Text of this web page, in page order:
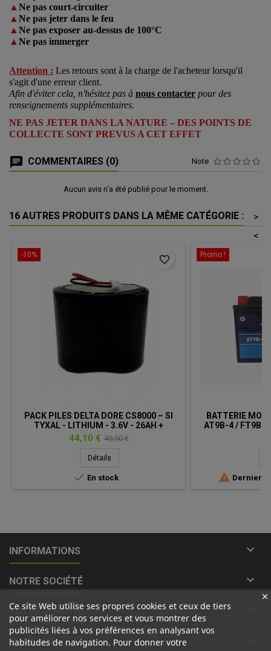
▲ Ne pas court-circuiter
▲ Ne pas jeter dans le feu
▲ Ne pas exposer au-dessus de 100°C
▲ Ne pas immerger
Attention : Les retours sont à la charge de l'acheteur lorsqu'il
s'agit d'une erreur client.
Afin d'éviter cela, n'hésitez pas à nous contacter pour des
renseignements supplémentaires.
NE PAS JETER DANS LA NATURE – DES POINTS DE
COLLECTE SONT PREVUS A CET EFFET
COMMENTAIRES (0) Note
Aucun avis n'a été publié pour le moment.
16 AUTRES PRODUITS DANS LA MÊME CATÉGORIE :
>
<
-10%
PACK PILES DELTA DORE CS8000 – SI
TYXAL - LITHIUM - 3.6V - 26AH +
CONNECTEUR
Prix
44,10 € Prix
de
49,00 €
Détails
 En stock
favorite_border Promo !
BATTERIE
AT9B-4 / FT9B-
 Derniers
INFORMATIONS 
NOTRE SOCIÉTÉ 
VOTRE COMPTE
CONTACT
Ce site Web utilise ses propres cookies et ceux de tiers
pour améliorer nos services et vous montrer des
publicités liées à vos préférences en analysant vos
habitudes de navigation. Pour donner votre